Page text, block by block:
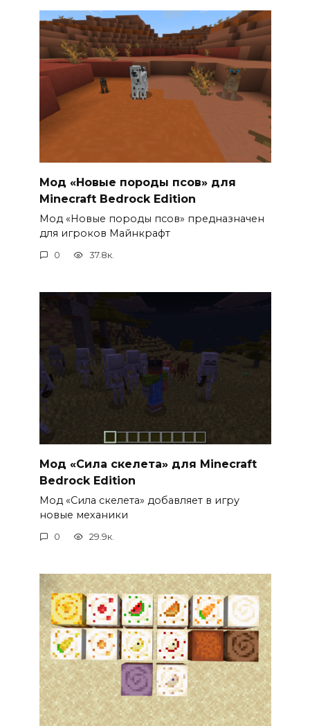
Мод «Новые породы псов» для
Minecraft Bedrock Edition
Мод «Новые породы псов» предназначен
для игроков Майнкрафт
0 37.8к.
Мод «Сила скелета» для Minecraft
Bedrock Edition
Мод «Сила скелета» добавляет в игру
новые механики
0 29.9к.